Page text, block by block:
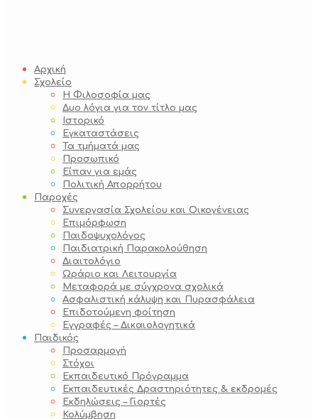
Αρχική
Σχολείο
Η Φιλοσοφία μας
Δυο λόγια για τον τίτλο μας
Ιστορικό
Εγκαταστάσεις
Τα τμήματά μας
Προσωπικό
Είπαν για εμάς
Πολιτική Απορρήτου
Παροχές
Συνεργασία Σχολείου και Οικογένειας
Επιμόρφωση
Παιδοψυχολόγος
Παιδιατρική Παρακολούθηση
Διαιτολόγιο
Ωράριο και Λειτουργία
Μεταφορά με σύγχρονα σχολικά
Ασφαλιστική κάλυψη και Πυρασφάλεια
Επιδοτούμενη φοίτηση
Εγγραφές – Δικαιολογητικά
Παιδικός
Προσαρμογή
Στόχοι
Εκπαιδευτικό Πρόγραμμα
Εκπαιδευτικές Δραστηριότητες & εκδρομές
Εκδηλώσεις – Γιορτές
Κολύμβηση